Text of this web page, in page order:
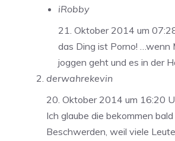
iRobby
21. Oktober 2014 um
das Ding ist Porno! …wenn
joggen geht und es in der
derwahrekevin
20. Oktober 2014 um 16:20
Ich glaube die bekommen
Beschwerden, weil viele Leute